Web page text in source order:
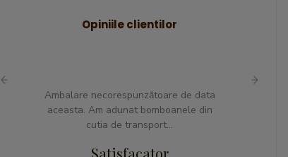
Opiniile clientilor
Ambalare necorespunzătoare de data
aceasta. Am adunat bomboanele din
cutia de transport...
Satisfacator